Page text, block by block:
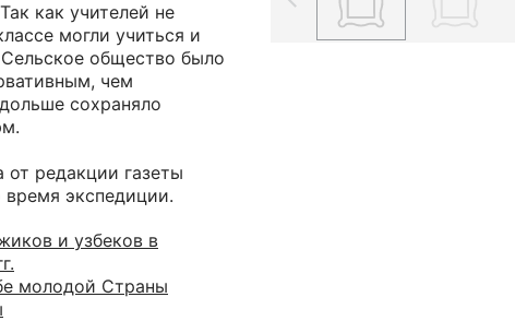
как учителей не
могли учиться и
общество было
чем
сохраняло
от редакции газеты
экспедиции.
и узбеков в
молодой Страны